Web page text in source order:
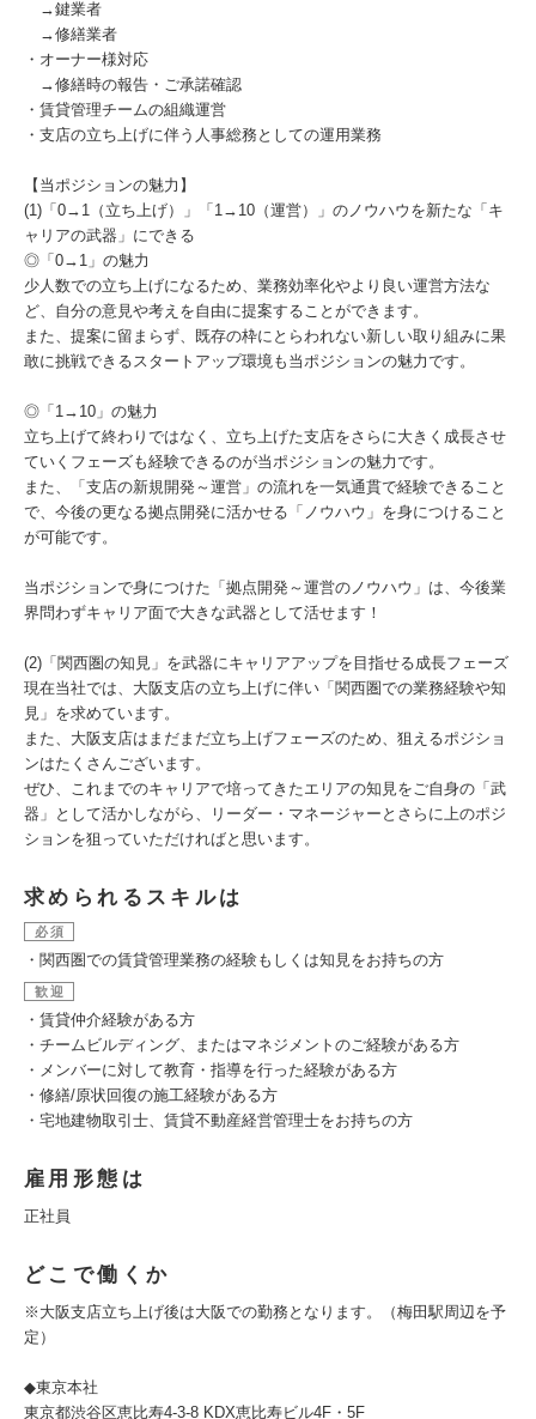
→鍵業者
→修繕業者
・オーナー様対応
→修繕時の報告・ご承諾確認
・賃貸管理チームの組織運営
・支店の立ち上げに伴う人事総務としての運用業務
【当ポジションの魅力】
(1)「0→1（立ち上げ）」「1→10（運営）」のノウハウを新たな「キ
ャリアの武器」にできる
◎「0→1」の魅力
少人数での立ち上げになるため、業務効率化やより良い運営方法な
ど、自分の意見や考えを自由に提案することができます。
また、提案に留まらず、既存の枠にとらわれない新しい取り組みに果
敢に挑戦できるスタートアップ環境も当ポジションの魅力です。
◎「1→10」の魅力
立ち上げて終わりではなく、立ち上げた支店をさらに大きく成長させ
ていくフェーズも経験できるのが当ポジションの魅力です。
また、「支店の新規開発～運営」の流れを一気通貫で経験できること
で、今後の更なる拠点開発に活かせる「ノウハウ」を身につけること
が可能です。
当ポジションで身につけた「拠点開発～運営のノウハウ」は、今後業
界問わずキャリア面で大きな武器として活せます！
(2)「関西圏の知見」を武器にキャリアアップを目指せる成長フェーズ
現在当社では、大阪支店の立ち上げに伴い「関西圏での業務経験や知
見」を求めています。
また、大阪支店はまだまだ立ち上げフェーズのため、狙えるポジショ
ンはたくさんございます。
ぜひ、これまでのキャリアで培ってきたエリアの知見をご自身の「武
器」として活かしながら、リーダー・マネージャーとさらに上のポジ
ションを狙っていただければと思います。
求められるスキルは
必須
・関西圏での賃貸管理業務の経験もしくは知見をお持ちの方
歓迎
・賃貸仲介経験がある方
・チームビルディング、またはマネジメントのご経験がある方
・メンバーに対して教育・指導を行った経験がある方
・修繕/原状回復の施工経験がある方
・宅地建物取引士、賃貸不動産経営管理士をお持ちの方
雇用形態は
正社員
どこで働くか
※大阪支店立ち上げ後は大阪での勤務となります。（梅田駅周辺を予
定）
◆東京本社
東京都渋谷区恵比寿4-3-8 KDX恵比寿ビル4F・5F